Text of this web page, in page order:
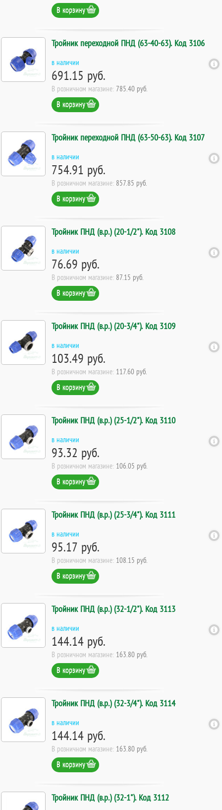
В корзину
Тройник переходной ПНД (63-40-63). Код 3106
в наличии
691.15 руб.
В розничном магазине: 785.40 руб.
В корзину
Тройник переходной ПНД (63-50-63). Код 3107
в наличии
754.91 руб.
В розничном магазине: 857.85 руб.
В корзину
Тройник ПНД (в.р.) (20-1/2"). Код 3108
в наличии
76.69 руб.
В розничном магазине: 87.15 руб.
В корзину
Тройник ПНД (в.р.) (20-3/4"). Код 3109
в наличии
103.49 руб.
В розничном магазине: 117.60 руб.
В корзину
Тройник ПНД (в.р.) (25-1/2"). Код 3110
в наличии
93.32 руб.
В розничном магазине: 106.05 руб.
В корзину
Тройник ПНД (в.р.) (25-3/4"). Код 3111
в наличии
95.17 руб.
В розничном магазине: 108.15 руб.
В корзину
Тройник ПНД (в.р.) (32-1/2"). Код 3113
в наличии
144.14 руб.
В розничном магазине: 163.80 руб.
В корзину
Тройник ПНД (в.р.) (32-3/4"). Код 3114
в наличии
144.14 руб.
В розничном магазине: 163.80 руб.
В корзину
Тройник ПНД (в.р.) (32-1"). Код 3112